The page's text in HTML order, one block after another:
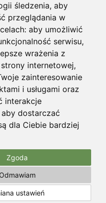
śledzenia, aby
przeglądania w
aby umożliwić
serwisu,
wrażenia z
internetowej,
zainteresowanie
i usługami oraz
interakcje
aby dostarczać
dla Ciebie bardziej
Zgoda
Odmawiam
ustawień
zastrzeżone. Designed by